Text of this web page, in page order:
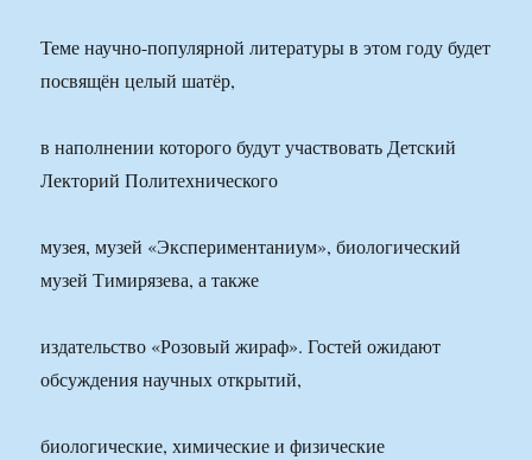
Теме научно-популярной литературы в этом году будет
посвящён целый шатёр,
в наполнении которого будут участвовать Детский
Лекторий Политехнического
музея, музей «Экспериментаниум», биологический
музей Тимирязева, а также
издательство «Розовый жираф». Гостей ожидают
обсуждения научных открытий,
биологические, химические и физические